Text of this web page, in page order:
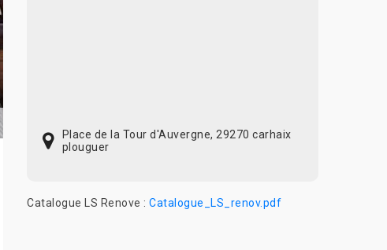
Place de la Tour d'Auvergne, 29270 carhaix
plouguer
Catalogue LS Renove : Catalogue_LS_renov.pdf